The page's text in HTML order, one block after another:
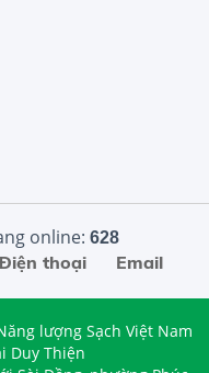
online: 628
Email
thoại
lượng Sạch Việt Nam
Duy Thiện